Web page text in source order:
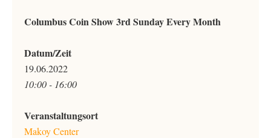
Columbus Coin Show 3rd Sunday Every Month
Datum/Zeit
19.06.2022
10:00 - 16:00
Veranstaltungsort
Makoy Center